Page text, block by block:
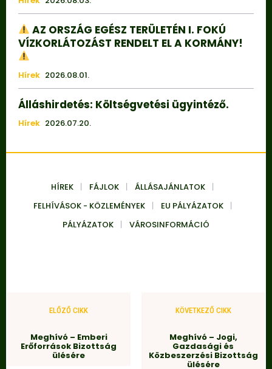
AZ ORSZÁG EGÉSZ TERÜLETÉN I. FOKÚ
VÍZKORLÁTOZÁST RENDELT EL A KORMÁNY!
Hírek 2026.08.01.
Álláshirdetés: Költségvetési ügyintéző.
Hírek 2026.07.20.
HÍREK FÁJLOK
ÁLLÁSAJÁNLATOK
FELHÍVÁSOK - KÖZLEMÉNYEK
EU PÁLYÁZATOK
PÁLYÁZATOK
VÁROSINFORMÁCIÓ
ELŐZŐ CIKK
Meghívó – Emberi
Erőforrások Bizottság
ülésére
KÖVETKEZŐ CIKK
Meghívó – Jogi,
Gazdasági és
Közbeszerzési Bizottság
ülésére